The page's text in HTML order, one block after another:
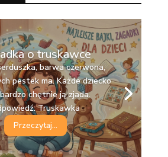
o truskawce
barwa czerwona,
pestek ma. Każde dziecko
chętnie ją zjada.
Truskawka
Przeczytaj...